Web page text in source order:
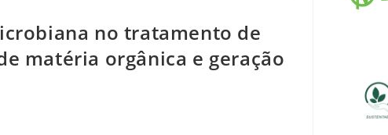
no tratamento de
matéria orgânica e geração